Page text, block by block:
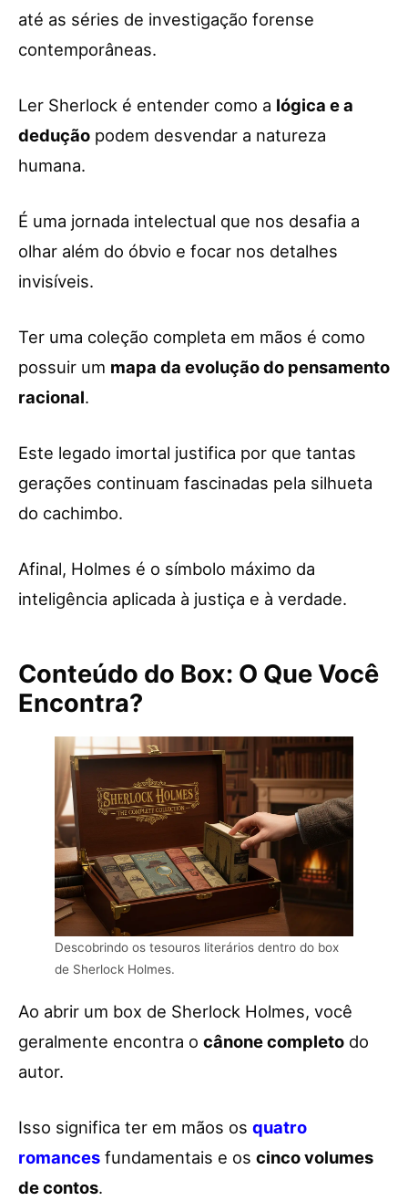
até as séries de investigação forense
contemporâneas.
Ler Sherlock é entender como a lógica e a
dedução podem desvendar a natureza
humana.
É uma jornada intelectual que nos desafia a
olhar além do óbvio e focar nos detalhes
invisíveis.
Ter uma coleção completa em mãos é como
possuir um mapa da evolução do pensamento
racional.
Este legado imortal justifica por que tantas
gerações continuam fascinadas pela silhueta
do cachimbo.
Afinal, Holmes é o símbolo máximo da
inteligência aplicada à justiça e à verdade.
Conteúdo do Box: O Que Você
Encontra?
Descobrindo os tesouros literários dentro do box
de Sherlock Holmes.
Ao abrir um box de Sherlock Holmes, você
geralmente encontra o cânone completo do
autor.
Isso significa ter em mãos os quatro
romances fundamentais e os cinco volumes
de contos.